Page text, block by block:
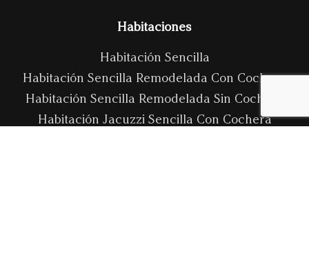
Habitaciones
Habitación Sencilla
Habitación Sencilla Remodelada Con Cochera
Habitación Sencilla Remodelada Sin Cochera
Habitación Jacuzzi Sencilla Con Cochera